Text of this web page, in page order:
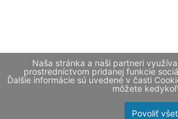
Naša stránka a naši partneri
prostredníctvom pridanej funkcie
Ďalšie informácie sú uvedené v časti
môžete
Povoliť